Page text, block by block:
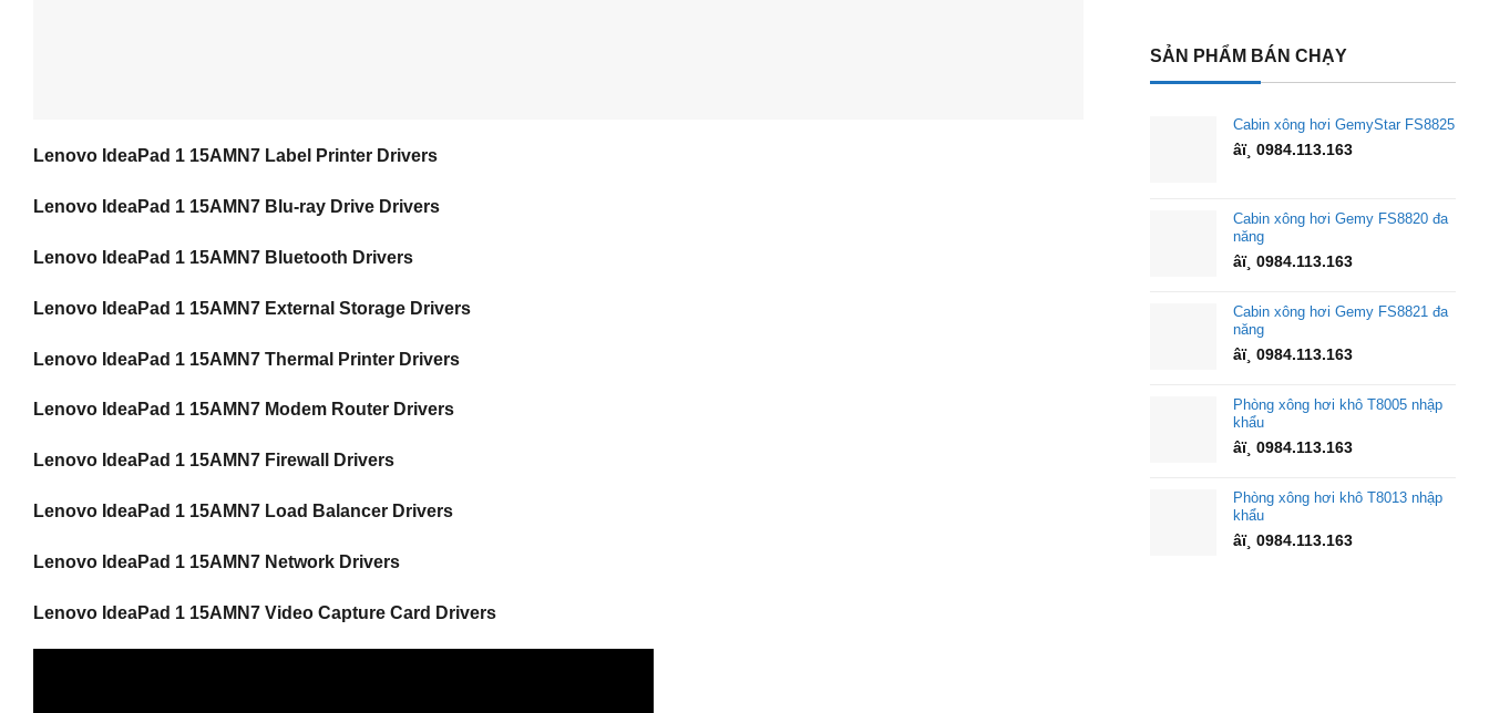
Lenovo IdeaPad 1 15AMN7 Label Printer Drivers
Lenovo IdeaPad 1 15AMN7 Blu-ray Drive Drivers
Lenovo IdeaPad 1 15AMN7 Bluetooth Drivers
Lenovo IdeaPad 1 15AMN7 External Storage Drivers
Lenovo IdeaPad 1 15AMN7 Thermal Printer Drivers
Lenovo IdeaPad 1 15AMN7 Modem Router Drivers
Lenovo IdeaPad 1 15AMN7 Firewall Drivers
Lenovo IdeaPad 1 15AMN7 Load Balancer Drivers
Lenovo IdeaPad 1 15AMN7 Network Drivers
Lenovo IdeaPad 1 15AMN7 Video Capture Card Drivers
SẢN PHẨM BÁN CHẠY
Cabin xông hơi GemyStar FS8825
âï¸ 0984.113.163
Cabin xông hơi Gemy FS8820 đa
năng
âï¸ 0984.113.163
Cabin xông hơi Gemy FS8821 đa
năng
âï¸ 0984.113.163
Phòng xông hơi khô T8005 nhập
khẩu
âï¸ 0984.113.163
Phòng xông hơi khô T8013 nhập
khẩu
âï¸ 0984.113.163